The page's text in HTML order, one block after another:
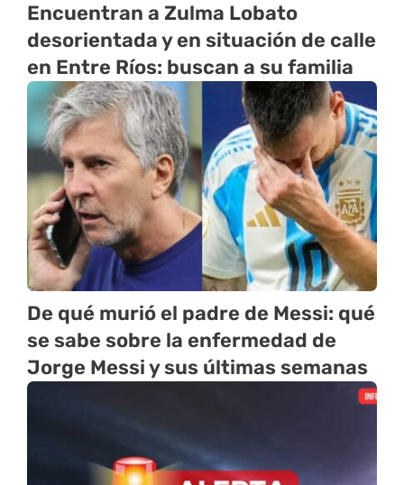
Encuentran a Zulma Lobato
desorientada y en situación de calle
en Entre Ríos: buscan a su familia
De qué murió el padre de Messi: qué
se sabe sobre la enfermedad de
Jorge Messi y sus últimas semanas